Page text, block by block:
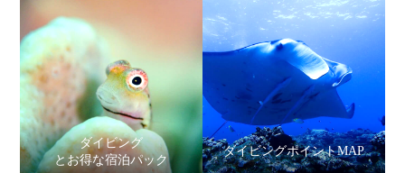
ダイビング
とお得な宿泊パック
ダイビングポイントMAP